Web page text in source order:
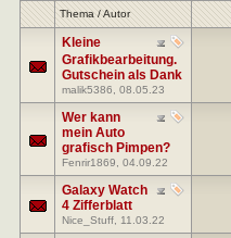
Thema/Autor
Kleine
Grafikbearbeitung.
Gutschein als Dank
malik5386 , 08.05.23
Wer kann
mein Auto
grafisch Pimpen?
Fenrir1869 , 04.09.22
Galaxy Watch
4 Zifferblatt
Nice_Stuff , 11.03.22